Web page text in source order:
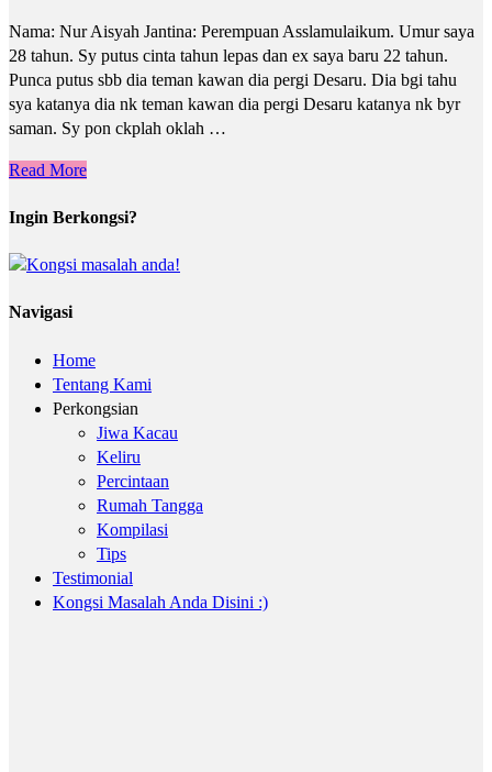
Nama: Nur Aisyah Jantina: Perempuan Asslamulaikum. Umur saya
28 tahun. Sy putus cinta tahun lepas dan ex saya baru 22 tahun.
Punca putus sbb dia teman kawan dia pergi Desaru. Dia bgi tahu
sya katanya dia nk teman kawan dia pergi Desaru katanya nk byr
saman. Sy pon ckplah oklah …
Read More
Ingin Berkongsi?
Navigasi
Home
Tentang Kami
Perkongsian
Jiwa Kacau
Keliru
Percintaan
Rumah Tangga
Kompilasi
Tips
Testimonial
Kongsi Masalah Anda Disini :)